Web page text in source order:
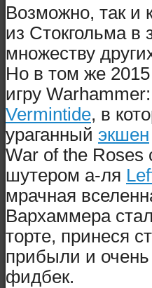
Возможно, так и
из Стокгольма в
множеству
Но в том же 2015
игру
Vermintide, в
ураганный экшен
War of the Roses
шутером а-ля
мрачная
Вархаммера
торте, принеся
прибыли и
фидбек.